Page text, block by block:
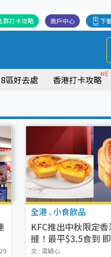
下
商戶中心
群打卡攻略
區好去處 香港打卡攻略
全港 .小食飲品
KFC推出中秋限定
撻！最平$3.5食到
及供應分店！
文 : 梁穎心